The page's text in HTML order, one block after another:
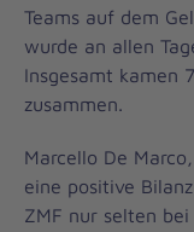
Teams auf dem
wurde an allen
Insgesamt kamen
zusammen.
Marcello De
eine positive
ZMF nur selten